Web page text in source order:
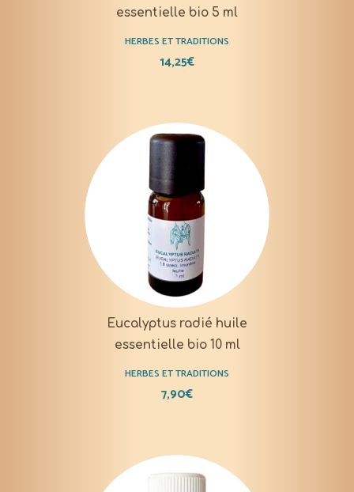
essentielle bio 5 ml
HERBES ET TRADITIONS
14,25€
Eucalyptus radié huile
essentielle bio 10 ml
HERBES ET TRADITIONS
7,90€